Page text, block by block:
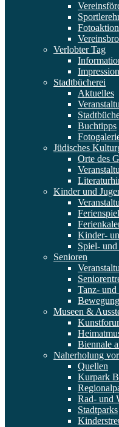
Verlobter Tag
Stadtbücherei
Aktuelles
Buchtipps
Jüdisches
Orte des
Kinder und
Kinder-
Spiel-
Senioren
Tanz- und
Museen &
Biennale
Naherholung
Quellen
Kurpark
Rad- und
Stadtparks